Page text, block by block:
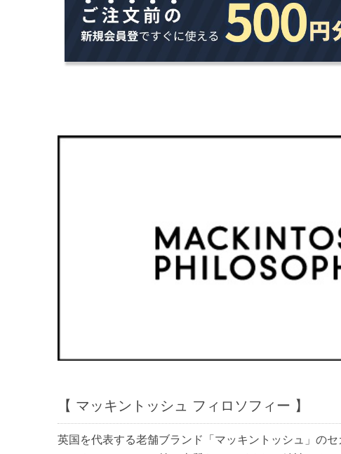
【 マッキントッシュ フィロソフィー 】
英国を代表する老舗ブランド「マッキントッシュ」のセ